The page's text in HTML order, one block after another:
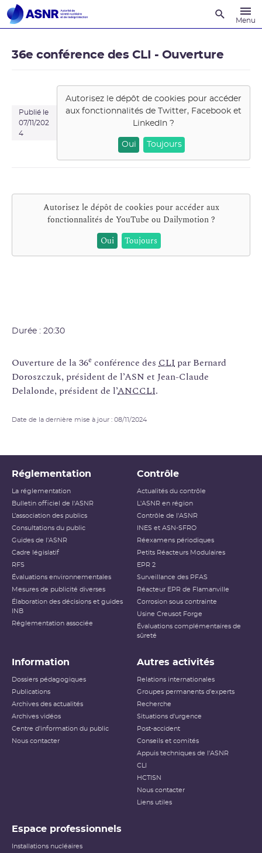
Menu
36e conférence des CLI - Ouverture
Publié le
07/11/202
4
Autorisez le dépôt de cookies pour accéder
aux fonctionnalités deTwitter, Facebook et
LinkedIn ?
Oui Toujours
Autorisez le dépôt de cookies pour accéder aux
fonctionnalités de YouTube ou Dailymotion?
Oui
Toujours
Durée : 20:30
Ouverture de la 36e conférence des CLI par Bernard
Doroszczuk, président de l’ASN et Jean-Claude
Delalonde, président de l’ANCCLI.
Date de la dernière mise à jour : 08/11/2024
Réglementation
La réglementation
Bulletin officiel de l'ASNR
L’association des publics
Consultations du public
Guides de l'ASNR
Cadre législatif
RFS
Évaluations environnementales
Mesures de publicité diverses
Élaboration des décisions et guides
INB
Réglementation associée
Contrôle
Actualités du contrôle
L'ASNR en région
Contrôle de l'ASNR
INES et ASN-SFRO
Réexamens périodiques
Petits Réacteurs Modulaires
EPR 2
Surveillance des PFAS
Réacteur EPR de Flamanville
Corrosion sous contrainte
Usine Creusot Forge
Évaluations complémentaires de
sûreté
Information
Dossiers pédagogiques
Publications
Archives des actualités
Archives vidéos
Centre d'information du public
Nous contacter
Autres activités
Relations internationales
Groupes permanents d'experts
Recherche
Situations d'urgence
Post-accident
Conseils et comités
Appuis techniques de l'ASNR
CLI
HCTISN
Nous contacter
Liens utiles
Espace professionnels
Installations nucléaires